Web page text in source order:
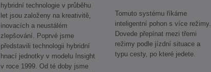
hybridní technologie v průběhu
let jsou založeny na kreativitě,
inovacích a neustálém
zlepšování. Poprvé jsme
představili technologii hybridní
hnací jednotky v modelu Insight
v roce 1999. Od té doby jsme
Tomuto systému říkáme
inteligentní pohon s více režimy.
Dovede přepínat mezi třemi
režimy podle jízdní situace a
typu cesty, po které jedete.